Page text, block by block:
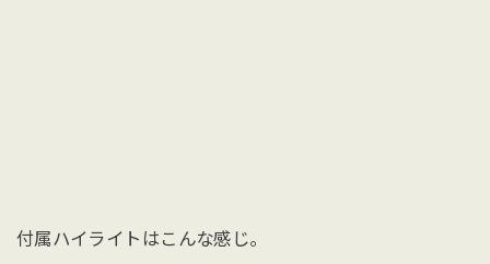
付属ハイライトはこんな感じ。